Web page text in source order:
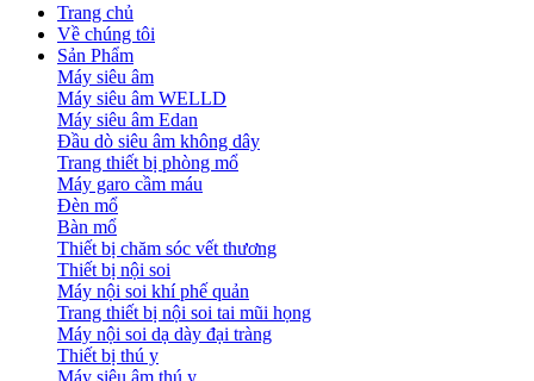
Trang chủ
Về chúng tôi
Sản Phẩm
Máy siêu âm
Máy siêu âm WELLD
Máy siêu âm Edan
Đầu dò siêu âm không dây
Trang thiết bị phòng mổ
Máy garo cầm máu
Đèn mổ
Bàn mổ
Thiết bị chăm sóc vết thương
Thiết bị nội soi
Máy nội soi khí phế quản
Trang thiết bị nội soi tai mũi họng
Máy nội soi dạ dày đại tràng
Thiết bị thú y
Máy siêu âm thú y